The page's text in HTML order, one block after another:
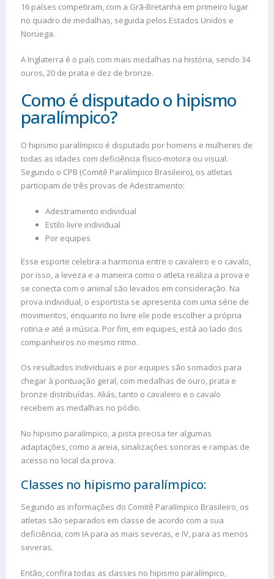
16 países competiram, com a Grã-Bretanha em primeiro lugar
no quadro de medalhas, seguida pelos Estados Unidos e
Noruega.
A Inglaterra é o país com mais medalhas na história, sendo 34
ouros, 20 de prata e dez de bronze.
Como é disputado o hipismo
paralímpico?
O hipismo paralímpico é disputado por homens e mulheres de
todas as idades com deficiência físico-motora ou visual.
Segundo o CPB (Comitê Paralímpico Brasileiro), os atletas
participam de três provas de Adestramento:
Adestramento individual
Estilo livre individual
Por equipes
Esse esporte celebra a harmonia entre o cavaleiro e o cavalo,
por isso, a leveza e a maneira como o atleta realiza a prova e
se conecta com o animal são levados em consideração. Na
prova individual, o esportista se apresenta com uma série de
movimentos, enquanto no livre ele pode escolher a própria
rotina e até a música. Por fim, em equipes, está ao lado dos
companheiros no mesmo ritmo.
Os resultados individuais e por equipes são somados para
chegar à pontuação geral, com medalhas de ouro, prata e
bronze distribuídas. Aliás, tanto o cavaleiro e o cavalo
recebem as medalhas no pódio.
No hipismo paralímpico, a pista precisa ter algumas
adaptações, como a areia, sinalizações sonoras e rampas de
acesso no local da prova.
Classes no hipismo paralímpico:
Segundo as informações do Comitê Paralímpico Brasileiro, os
atletas são separados em classe de acordo com a sua
deficiência, com IA para as mais severas, e IV, para as menos
severas.
Então, confira todas as classes no hipismo paralímpico,